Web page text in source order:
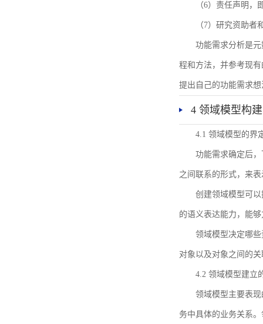
（6）责任声明，
（7）研究资助
功能需求分析是
程和方法，并参考现
提出自己的功能需求
4 领域模型构建
4.1 领域模型的界
功能需求确定后
之间联系的形式，来
创建领域模型可
的语义表达能力，能
领域模型决定哪
对象以及对象之间的
4.2 领域模型建立
领域模型主要表
务中具体的业务关系